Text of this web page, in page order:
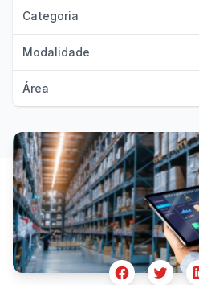
Categoria
Modalidade
Área
FacebookTwitter